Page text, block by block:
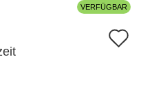
VERFÜGBAR